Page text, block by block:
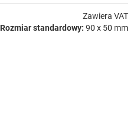
Zawiera VAT
Rozmiar standardowy: 90 x 50 mm